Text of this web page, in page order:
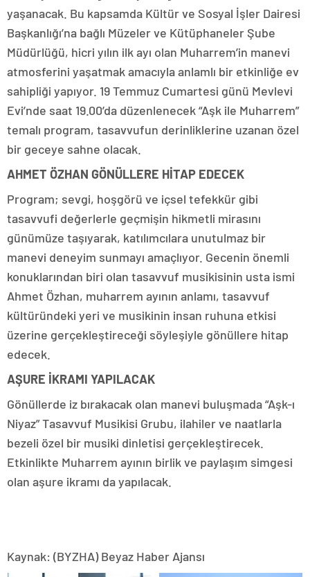
yaşanacak. Bu kapsamda Kültür ve Sosyal İşler Dairesi
Başkanlığı’na bağlı Müzeler ve Kütüphaneler Şube
Müdürlüğü, hicri yılın ilk ayı olan Muharrem’in manevi
atmosferini yaşatmak amacıyla anlamlı bir etkinliğe ev
sahipliği yapıyor. 19 Temmuz Cumartesi günü Mevlevi
Evi’nde saat 19.00’da düzenlenecek “Aşk ile Muharrem”
temalı program, tasavvufun derinliklerine uzanan özel
bir geceye sahne olacak.
AHMET ÖZHAN GÖNÜLLERE HİTAP EDECEK
Program; sevgi, hoşgörü ve içsel tefekkür gibi
tasavvufi değerlerle geçmişin hikmetli mirasını
günümüze taşıyarak, katılımcılara unutulmaz bir
manevi deneyim sunmayı amaçlıyor. Gecenin önemli
konuklarından biri olan tasavvuf musikisinin usta ismi
Ahmet Özhan, muharrem ayının anlamı, tasavvuf
kültüründeki yeri ve musikinin insan ruhuna etkisi
üzerine gerçekleştireceği söyleşiyle gönüllere hitap
edecek.
AŞURE İKRAMI YAPILACAK
Gönüllerde iz bırakacak olan manevi buluşmada “Aşk-ı
Niyaz” Tasavvuf Musikisi Grubu, ilahiler ve naatlarla
bezeli özel bir musiki dinletisi gerçekleştirecek.
Etkinlikte Muharrem ayının birlik ve paylaşım simgesi
olan aşure ikramı da yapılacak.
Kaynak: (BYZHA) Beyaz Haber Ajansı